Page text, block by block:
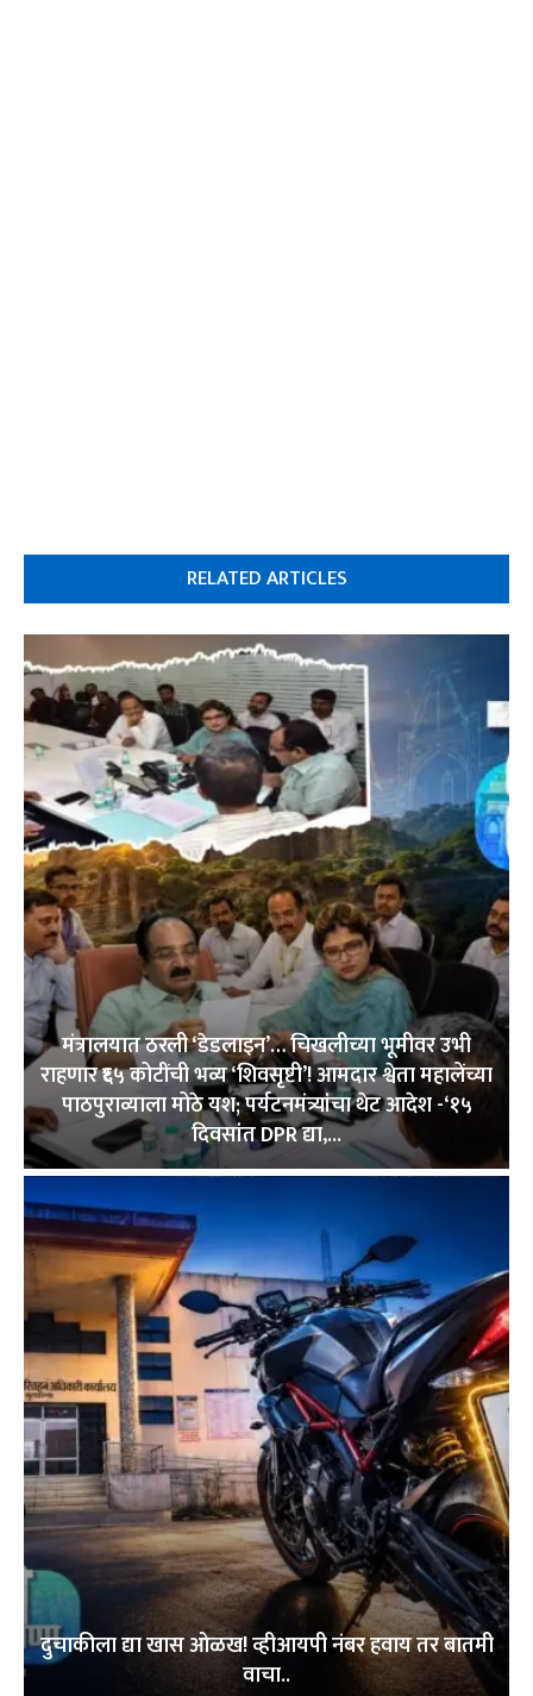
RELATED ARTICLES
मंत्रालयात ठरली ‘डेडलाइन’… चिखलीच्या भूमीवर उभी
राहणार ₹६५ कोटींची भव्य ‘शिवसृष्टी’! आमदार श्वेता महालेंच्या
पाठपुराव्याला मोठे यश; पर्यटनमंत्र्यांचा थेट आदेश -‘१५
दिवसांत DPR द्या,...
दुचाकीला द्या खास ओळख! व्हीआयपी नंबर हवाय तर बातमी
वाचा..